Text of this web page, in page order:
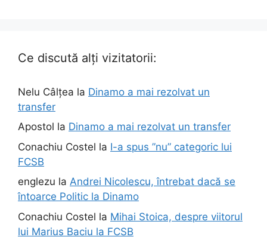
Ce discută alți vizitatorii:
Nelu Câlțea la Dinamo a mai rezolvat un
transfer
Apostol la Dinamo a mai rezolvat un transfer
Conachiu Costel la I-a spus ”nu” categoric lui
FCSB
englezu la Andrei Nicolescu, întrebat dacă se
întoarce Politic la Dinamo
Conachiu Costel la Mihai Stoica, despre viitorul
lui Marius Baciu la FCSB